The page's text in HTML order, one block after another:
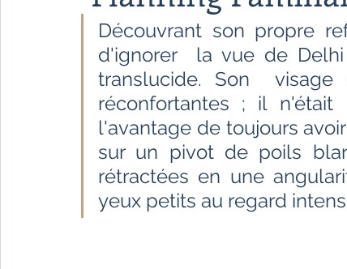
Témoignages / Récits Romans jeunesse
Fêtes indiennes Spiritualité Ayurveda
Littérature tamoule Littérature bengali
Découvrant son propre
d'ignorer  la vue de
translucide. Son
réconfortantes ; il
l'avantage de toujours
sur un pivot de poils
rétractées en une
yeux petits au regard